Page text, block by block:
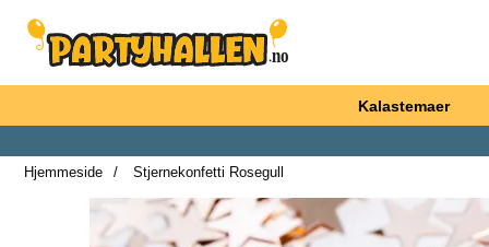
Startsiden for Partyhallen AB
Kalastemaer
Hjemmeside
Stjernekonfetti Rosegull